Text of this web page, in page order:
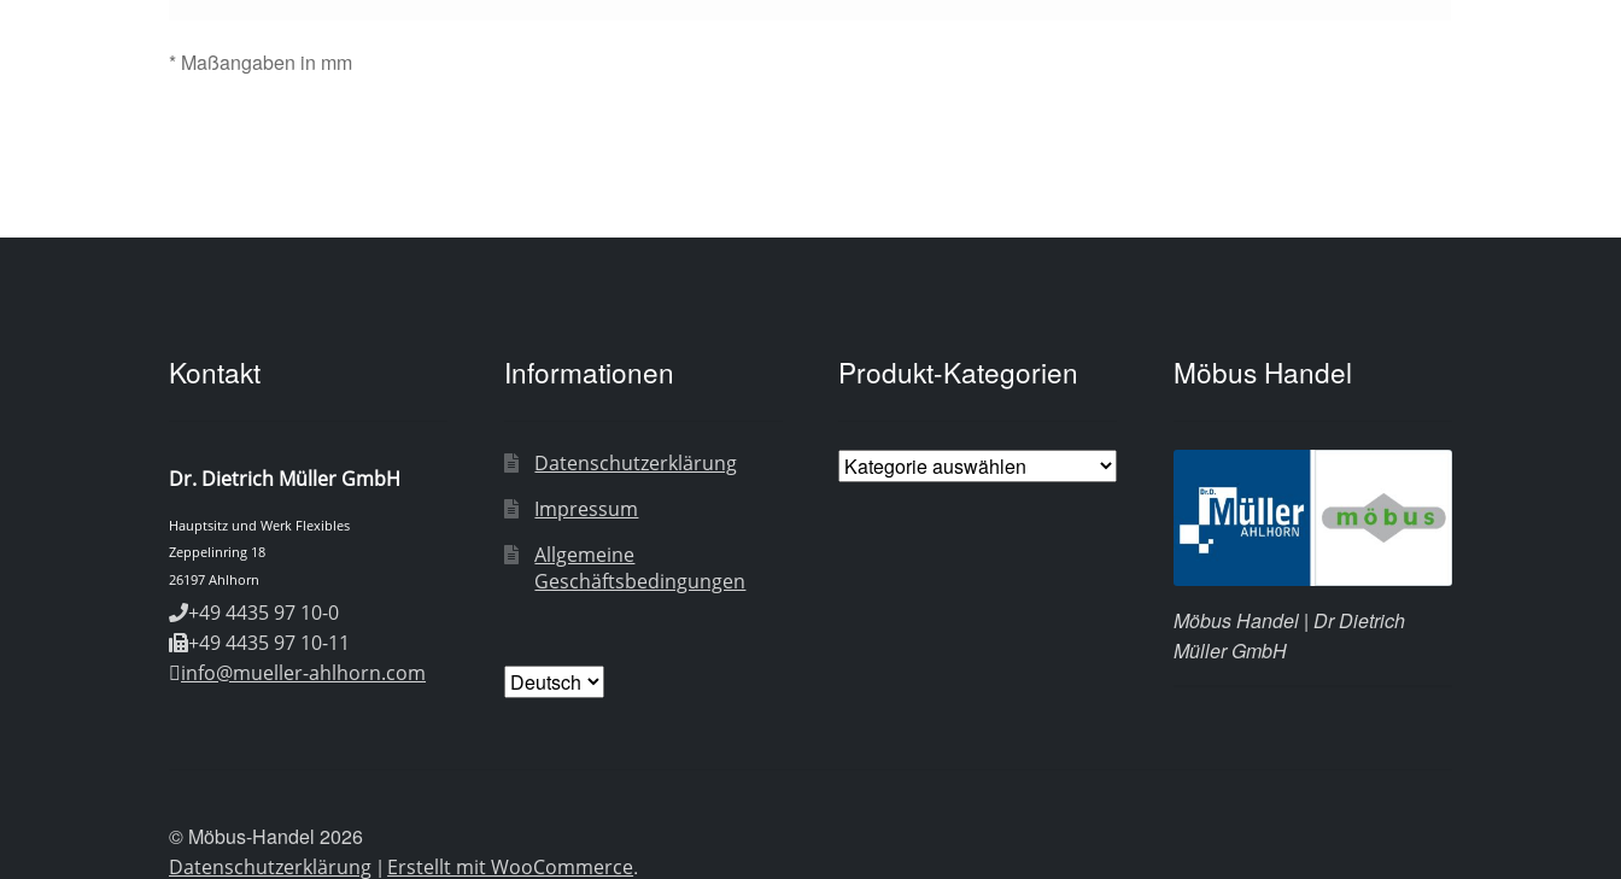
* Maßangaben in mm
Kontakt
Dr. Dietrich Müller GmbH
Hauptsitz und Werk Flexibles
Zeppelinring 18
26197 Ahlhorn
+49 4435 97 10-0
+49 4435 97 10-11
info@mueller-ahlhorn.com
Informationen
Datenschutzerklärung
Impressum
Allgemeine
Geschäftsbedingungen
Sprache
Produkt-Kategorien Möbus Handel
Möbus Handel | Dr Dietrich
Müller GmbH
© Möbus-Handel 2026
Datenschutzerklärung Erstellt mit WooCommerce.